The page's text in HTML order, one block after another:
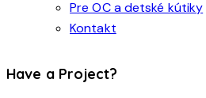
Pre OC a detské kútiky
Kontakt
Have a Project?